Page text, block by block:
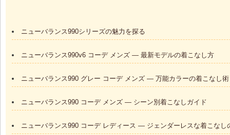
ニューバランス990シリーズの魅力を探る
ニューバランス990v6 コーデ メンズ — 最新モデルの着こなし方
ニューバランス990 グレー コーデ メンズ — 万能カラーの着こなし術
ニューバランス990 コーデ メンズ — シーン別着こなしガイド
ニューバランス990 コーデ レディース — ジェンダーレスな着こなし